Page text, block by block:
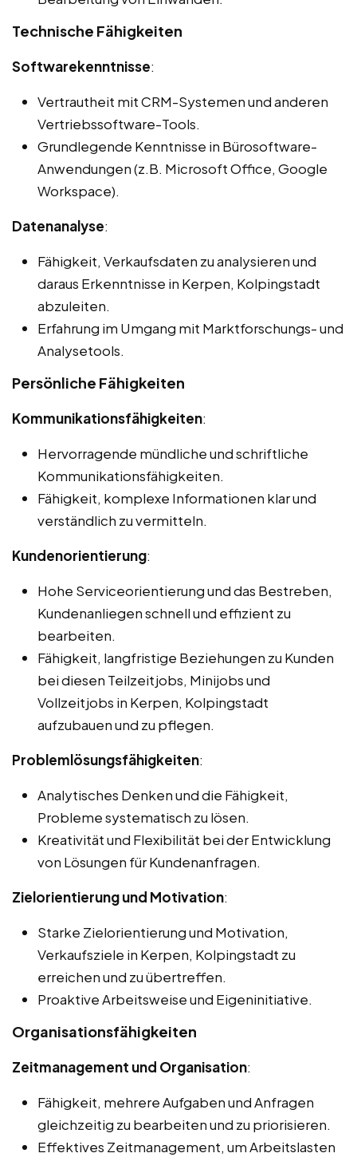
Technische Fähigkeiten
Softwarekenntnisse:
Vertrautheit mit CRM-Systemen und anderen
Vertriebssoftware-Tools.
Grundlegende Kenntnisse in Bürosoftware-
Anwendungen (z.B. Microsoft Office, Google
Workspace).
Datenanalyse:
Fähigkeit, Verkaufsdaten zu analysieren und
daraus Erkenntnisse in Kerpen, Kolpingstadt
abzuleiten.
Erfahrung im Umgang mit Marktforschungs- und
Analysetools.
Persönliche Fähigkeiten
Kommunikationsfähigkeiten:
Hervorragende mündliche und schriftliche
Kommunikationsfähigkeiten.
Fähigkeit, komplexe Informationen klar und
verständlich zu vermitteln.
Kundenorientierung:
Hohe Serviceorientierung und das Bestreben,
Kundenanliegen schnell und effizient zu
bearbeiten.
Fähigkeit, langfristige Beziehungen zu Kunden
bei diesen Teilzeitjobs, Minijobs und
Vollzeitjobs in Kerpen, Kolpingstadt
aufzubauen und zu pflegen.
Problemlösungsfähigkeiten:
Analytisches Denken und die Fähigkeit,
Probleme systematisch zu lösen.
Kreativität und Flexibilität bei der Entwicklung
von Lösungen für Kundenanfragen.
Zielorientierung und Motivation:
Starke Zielorientierung und Motivation,
Verkaufsziele in Kerpen, Kolpingstadt zu
erreichen und zu übertreffen.
Proaktive Arbeitsweise und Eigeninitiative.
Organisationsfähigkeiten
Zeitmanagement und Organisation:
Fähigkeit, mehrere Aufgaben und Anfragen
gleichzeitig zu bearbeiten und zu priorisieren.
Effektives Zeitmanagement, um Arbeitslasten